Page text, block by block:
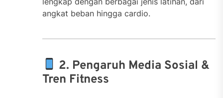
angkat beban hingga cardio.
2. Pengaruh Media Sosial &
Tren Fitness